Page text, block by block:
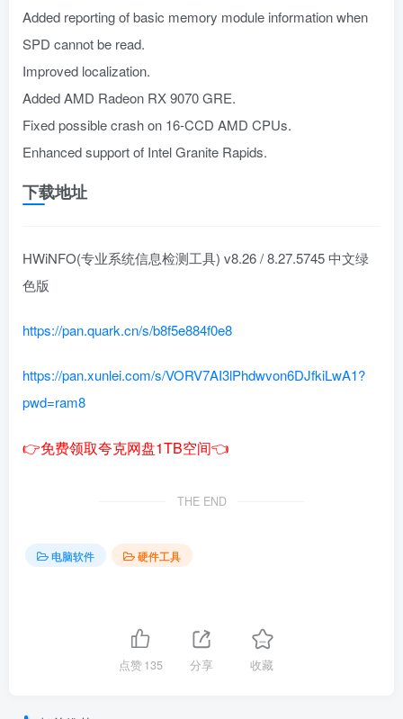
Added reporting of basic memory module information when
SPD cannot be read.
Improved localization.
Added AMD Radeon RX 9070 GRE.
Fixed possible crash on 16-CCD AMD CPUs.
Enhanced support of Intel Granite Rapids.
下载地址
HWiNFO(专业系统信息检测工具) v8.26 / 8.27.5745 中文绿
色版
https://pan.quark.cn/s/b8f5e884f0e8
https://pan.xunlei.com/s/VORV7AI3lPhdwvon6DJfkiLwA1?
pwd=ram8
👉免费领取夸克网盘1TB空间👈
THE END
电脑软件 硬件工具
点赞135 分享 收藏